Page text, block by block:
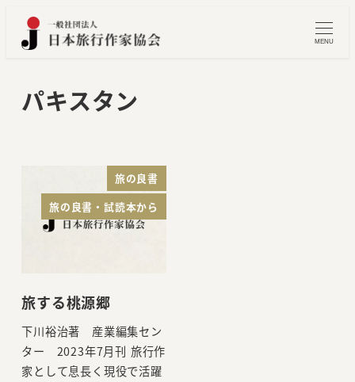
MENU
パキスタン
旅の良書
旅の良書・試読本から
旅する桃源郷
下川裕治著 産業編集セン
ター 2023年7月刊 旅行作
家として息長く現役で活躍